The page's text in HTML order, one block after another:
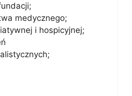
medycznego;
i hospicyjnej;